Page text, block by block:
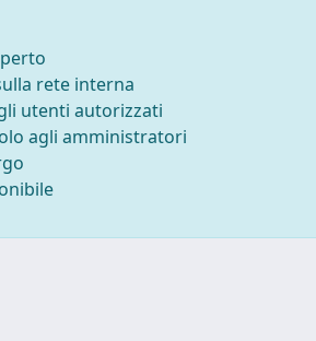
rete interna
utenti autorizzati
agli amministratori